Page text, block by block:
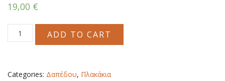
19,00 €
STONE
WORK
quantity
ADD TO CART
Categories: Δαπέδου, Πλακάκια